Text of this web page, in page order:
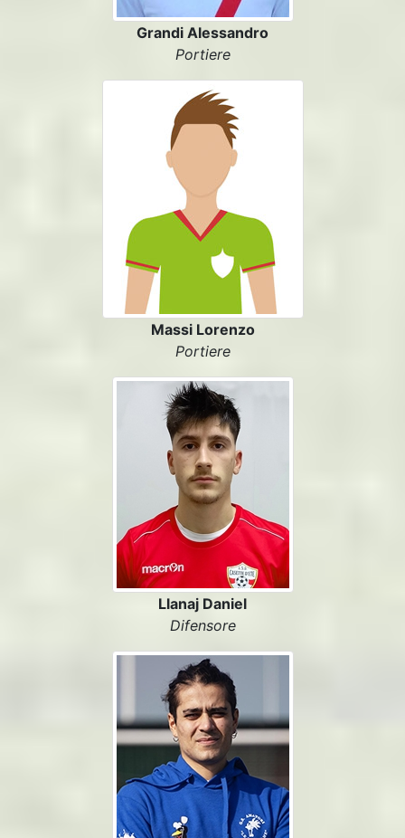
Grandi Alessandro
Portiere
Massi Lorenzo
Portiere
Llanaj Daniel
Difensore